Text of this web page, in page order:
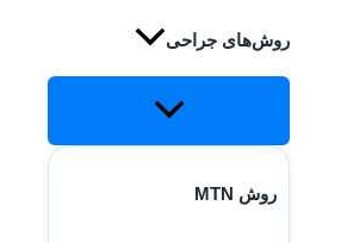
روش‌های جراحی
روش MTN